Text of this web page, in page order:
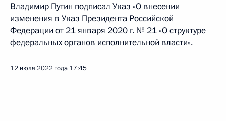
Владимир Путин подписал Указ «О внесении
изменения в Указ Президента Российской
Федерации от 21 января 2020 г. № 21 «О структуре
федеральных органов исполнительной власти».
12 июля 2022 года 17:45